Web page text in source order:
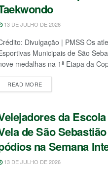
13 DE JULHO DE 2026
Divulgação | PMSS Os
Municipais de São
medalhas na 1ª Etapa da
READ MORE
da
de São
na Semana
13 DE JULHO DE 2026